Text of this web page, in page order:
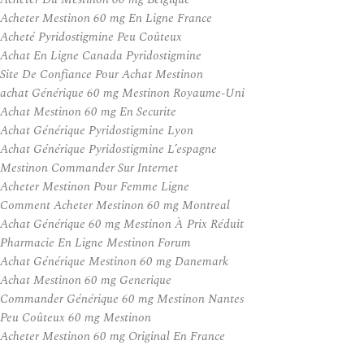
Acheter Mestinon 60 mg En Ligne France
Acheté Pyridostigmine Peu Coûteux
Achat En Ligne Canada Pyridostigmine
Site De Confiance Pour Achat Mestinon
achat Générique 60 mg Mestinon Royaume-Uni
Achat Mestinon 60 mg En Securite
Achat Générique Pyridostigmine Lyon
Achat Générique Pyridostigmine L’espagne
Mestinon Commander Sur Internet
Acheter Mestinon Pour Femme Ligne
Comment Acheter Mestinon 60 mg Montreal
Achat Générique 60 mg Mestinon À Prix Réduit
Pharmacie En Ligne Mestinon Forum
Achat Générique Mestinon 60 mg Danemark
Achat Mestinon 60 mg Generique
Commander Générique 60 mg Mestinon Nantes
Peu Coûteux 60 mg Mestinon
Acheter Mestinon 60 mg Original En France